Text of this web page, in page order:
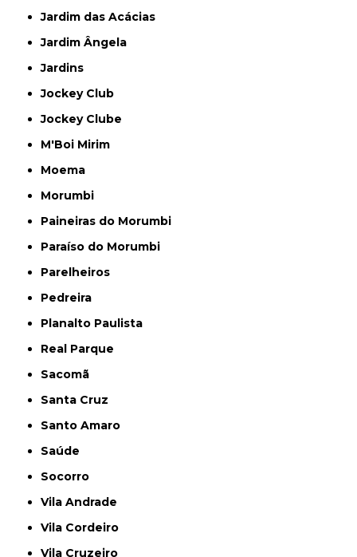
Jardim das Acácias
Jardim Ângela
Jardins
Jockey Club
Jockey Clube
M'Boi Mirim
Moema
Morumbi
Paineiras do Morumbi
Paraíso do Morumbi
Parelheiros
Pedreira
Planalto Paulista
Real Parque
Sacomã
Santa Cruz
Santo Amaro
Saúde
Socorro
Vila Andrade
Vila Cordeiro
Vila Cruzeiro